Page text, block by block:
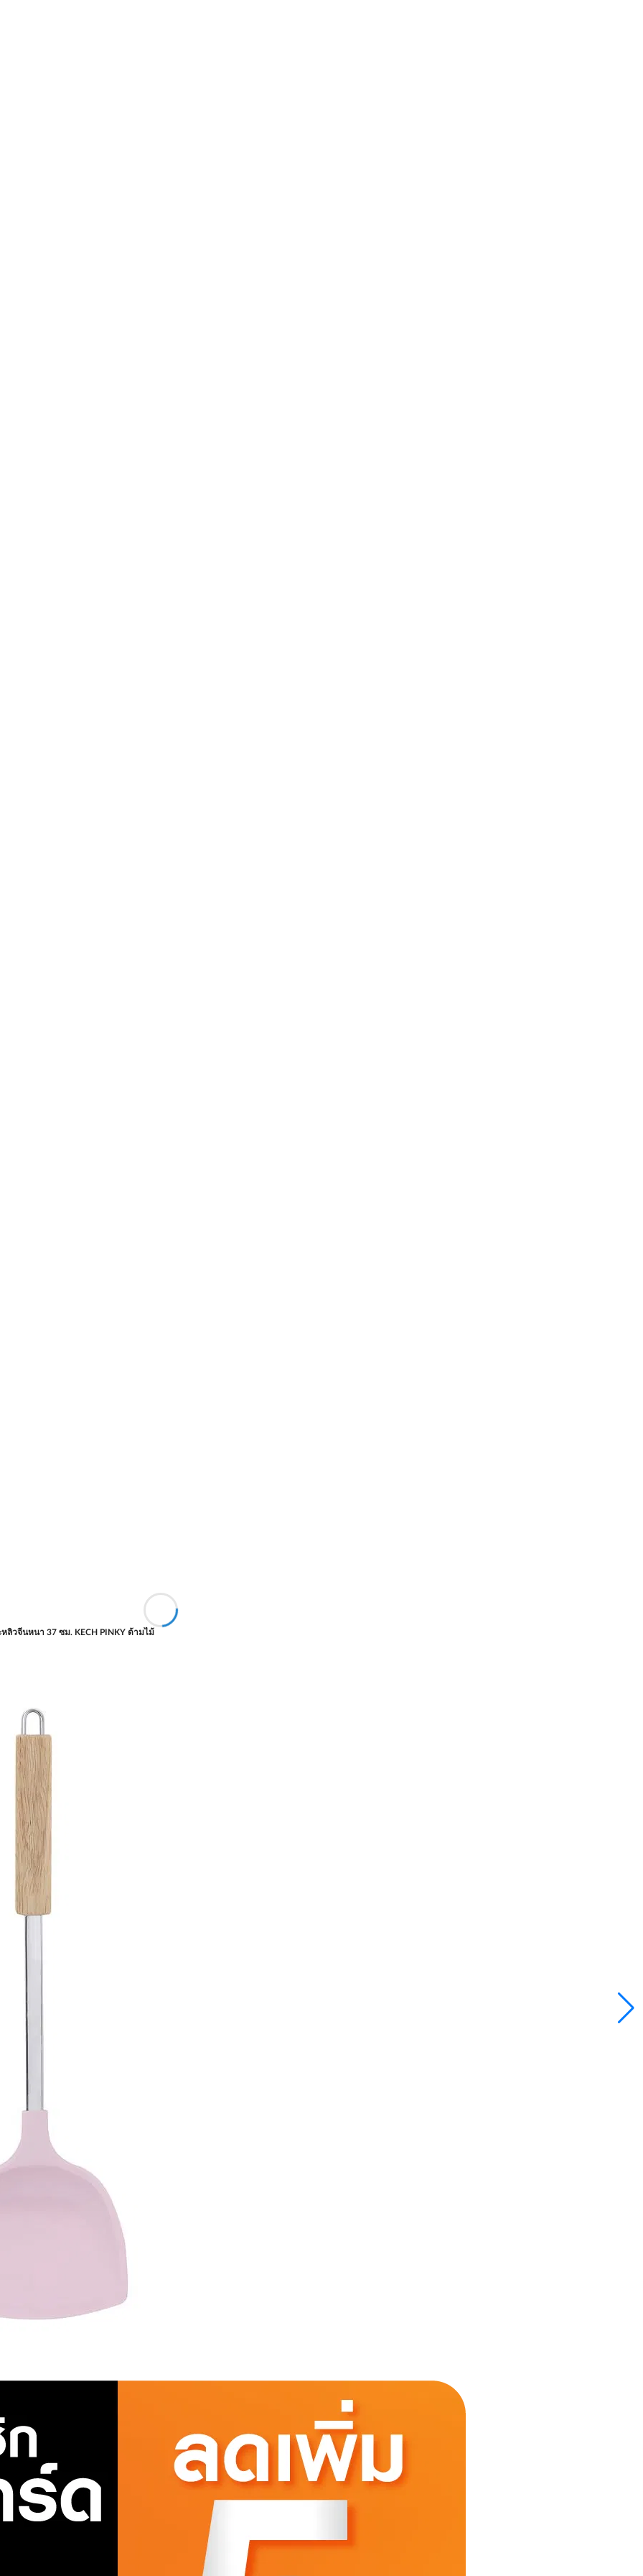
ลิวจีนหนา 37 ซม. KECH PINKY ด้ามไม้